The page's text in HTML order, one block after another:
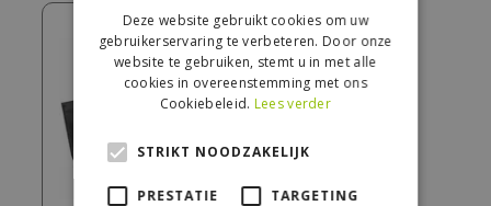
Deze website gebruikt cookies om uw
gebruikerservaring te verbeteren. Door onze
website te gebruiken, stemt u in met alle
cookies in overeenstemming met ons
Cookiebeleid. Lees verder
STRIKT NOODZAKELIJK
PRESTATIE TARGETING